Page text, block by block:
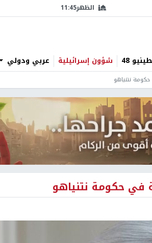
الظهر11:45
48 شؤون إسرائيلية عربي ودولي